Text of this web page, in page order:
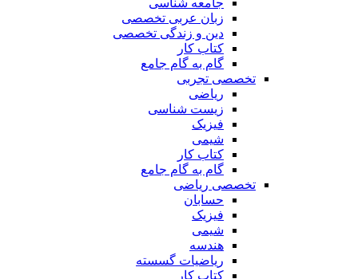
جامعه شناسی
زبان عربی تخصصی
دین و زندگی تخصصی
کتاب کار
گام به گام جامع
تخصصی تجربی
ریاضی
زیست شناسی
فیزیک
شیمی
کتاب کار
گام به گام جامع
تخصصی ریاضی
حسابان
فیزیک
شیمی
هندسه
ریاضیات گسسته
کتاب کار